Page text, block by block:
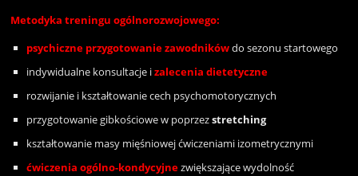
Metodyka treningu ogólnorozwojowego:
psychiczne przygotowanie zawodnikówdo sezonu startowego
indywidualne konsultacje izalecenia dietetyczne
rozwijanie i kształtowanie cech psychomotorycznych
przygotowanie gibkościowe w poprzezstretching
kształtowanie masy mięśniowej ćwiczeniami izometrycznymi
ćwiczenia ogólno-kondycyjnezwiększające wydolność